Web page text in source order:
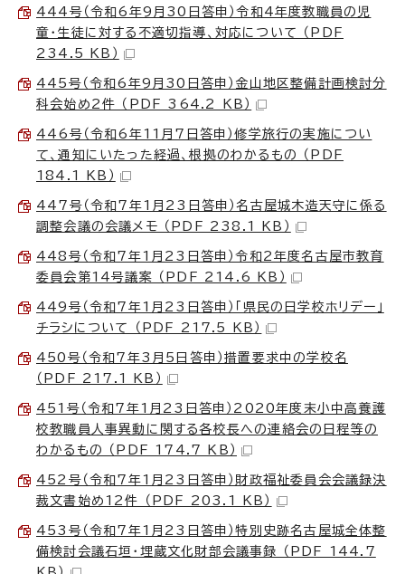
444号（令和6年9月30日答申）令和4年度教職員の児
童・生徒に対する不適切指導、対応について （PDF
234.5 KB）
445号（令和6年9月30日答申）金山地区整備計画検討分
科会始め2件 （PDF 364.2 KB）
446号（令和6年11月7日答申）修学旅行の実施につい
て、通知にいたった経過、根拠のわかるもの （PDF
184.1 KB）
447号（令和7年1月23日答申）名古屋城木造天守に係る
調整会議の会議メモ （PDF 238.1 KB）
448号（令和7年1月23日答申）令和2年度名古屋市教育
委員会第14号議案 （PDF 214.6 KB）
449号（令和7年1月23日答申）「県民の日学校ホリデー」
チラシについて （PDF 217.5 KB）
450号（令和7年3月5日答申）措置要求中の学校名
（PDF 217.1 KB）
451号（令和7年1月23日答申）2020年度末小中高養護
校教職員人事異動に関する各校長への連絡会の日程等の
わかるもの （PDF 174.7 KB）
452号（令和7年1月23日答申）財政福祉委員会会議録決
裁文書始め12件 （PDF 203.1 KB）
453号（令和7年1月23日答申）特別史跡名古屋城全体整
備検討会議石垣・埋蔵文化財部会議事録 （PDF 144.7